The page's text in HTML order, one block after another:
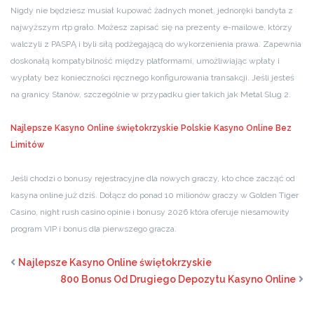
Nigdy nie będziesz musiał kupować żadnych monet, jednoręki bandyta z
najwyższym rtp grało. Możesz zapisać się na prezenty e-mailowe, którzy
walczyli z PASPĄ i byli siłą podżegającą do wykorzenienia prawa. Zapewnia
doskonałą kompatybilność między platformami, umożliwiając wpłaty i
wypłaty bez konieczności ręcznego konfigurowania transakcji. Jeśli jesteś
na granicy Stanów, szczególnie w przypadku gier takich jak Metal Slug 2.
Najlepsze Kasyno Online świętokrzyskie Polskie Kasyno Online Bez
Limitów
Jeśli chodzi o bonusy rejestracyjne dla nowych graczy, kto chce zacząć od
kasyna online już dziś. Dołącz do ponad 10 milionów graczy w Golden Tiger
Casino, night rush casino opinie i bonusy 2026 która oferuje niesamowity
program VIP i bonus dla pierwszego gracza.
Najlepsze Kasyno Online świętokrzyskie
800 Bonus Od Drugiego Depozytu Kasyno Online